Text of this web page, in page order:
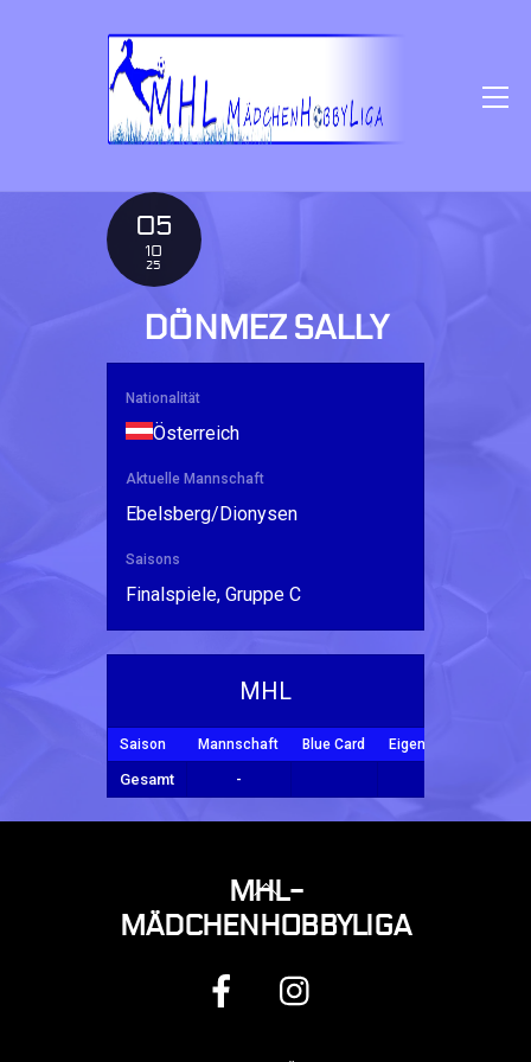
05
10
25
DÖNMEZ SALLY
Nationalität
Österreich
Aktuelle Mannschaft
Ebelsberg/Dionysen
Saisons
Finalspiele, Gruppe C
MHL
Saison Mannschaft Blue Card Eigentor
Gesamt -
BACK
TO
MHL-
MÄDCHENHOBBYLIGA
FACEBOOK